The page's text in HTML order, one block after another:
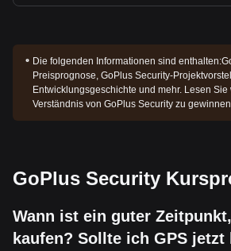
Die folgenden Informationen sind enthalten:
Preisprognose, GoPlus Security-
Entwicklungsgeschichte und mehr. Lesen
Verständnis von GoPlus Security zu
GoPlus Security
Wann ist ein guter
kaufen? Sollte ich GPS jetzt